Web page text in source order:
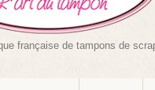
de tampons de